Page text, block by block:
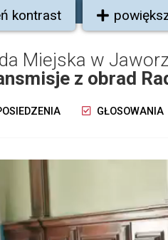
kontrast
Miejska w
z obrad
GŁOSOWANIA